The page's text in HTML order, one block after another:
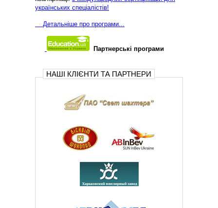
українських спеціалістів!
Детальніше про програми...
Партнерські програми
НАШІ КЛІЄНТИ ТА ПАРТНЕРИ